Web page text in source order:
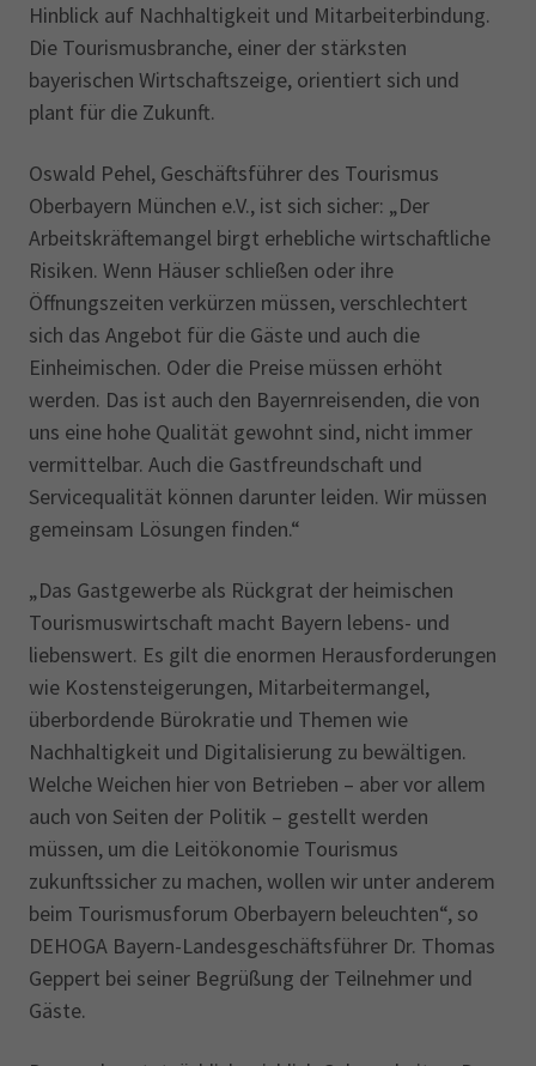
Hinblick auf Nachhaltigkeit und Mitarbeiterbindung.
Die Tourismusbranche, einer der stärksten
bayerischen Wirtschaftszeige, orientiert sich und
plant für die Zukunft.
Oswald Pehel, Geschäftsführer des Tourismus
Oberbayern München e.V., ist sich sicher: „Der
Arbeitskräftemangel birgt erhebliche wirtschaftliche
Risiken. Wenn Häuser schließen oder ihre
Öffnungszeiten verkürzen müssen, verschlechtert
sich das Angebot für die Gäste und auch die
Einheimischen. Oder die Preise müssen erhöht
werden. Das ist auch den Bayernreisenden, die von
uns eine hohe Qualität gewohnt sind, nicht immer
vermittelbar. Auch die Gastfreundschaft und
Servicequalität können darunter leiden. Wir müssen
gemeinsam Lösungen finden.“
„Das Gastgewerbe als Rückgrat der heimischen
Tourismuswirtschaft macht Bayern lebens- und
liebenswert. Es gilt die enormen Herausforderungen
wie Kostensteigerungen, Mitarbeiter­mangel,
überbordende Bürokratie und Themen wie
Nachhaltigkeit und Digitalisierung zu bewältigen.
Welche Weichen hier von Betrieben – aber vor allem
auch von Seiten der Politik – gestellt werden
müssen, um die Leitökonomie Tourismus
zukunftssicher zu machen, wollen wir unter anderem
beim Tourismusforum Oberbayern beleuchten“, so
DEHOGA Bayern-Landes­geschäftsführer Dr. Thomas
Geppert bei seiner Begrüßung der Teilnehmer und
Gäste.